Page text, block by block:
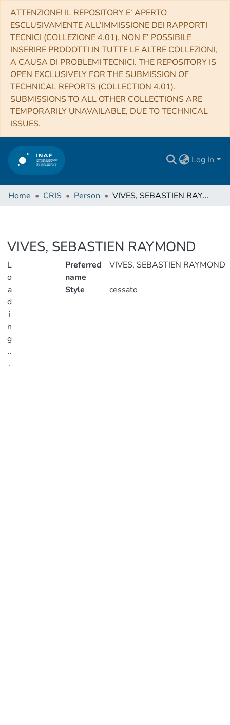
ATTENZIONE! IL REPOSITORY E’ APERTO
ESCLUSIVAMENTE ALL’IMMISSIONE DEI RAPPORTI
TECNICI (COLLEZIONE 4.01). NON E’ POSSIBILE
INSERIRE PRODOTTI IN TUTTE LE ALTRE COLLEZIONI,
A CAUSA DI PROBLEMI TECNICI. THE REPOSITORY IS
OPEN EXCLUSIVELY FOR THE SUBMISSION OF
TECHNICAL REPORTS (COLLECTION 4.01).
SUBMISSIONS TO ALL OTHER COLLECTIONS ARE
TEMPORARILY UNAVAILABLE, DUE TO TECHNICAL
ISSUES.
Log In
Home CRIS Person VIVES, SEBASTIEN RAYMOND
VIVES, SEBASTIEN RAYMOND
L
o
a
d
i
n
g
..
.
Preferred
name
VIVES, SEBASTIEN RAYMOND
Style cessato